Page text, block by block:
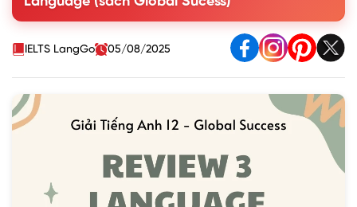
2. Mark the letter A, B, C, or D to indicate the word
which differs from the other three in the position of the
4. Mark the places where the linking /r/ can appear.
Listen and check. Then practise saying the sentences
5. Read the sentences and underline the parts where
assimilation can occur. Focus on the highlighted parts.
Listen and check. Then practise saying the sentences
IELTS LangGo 05/08/2025